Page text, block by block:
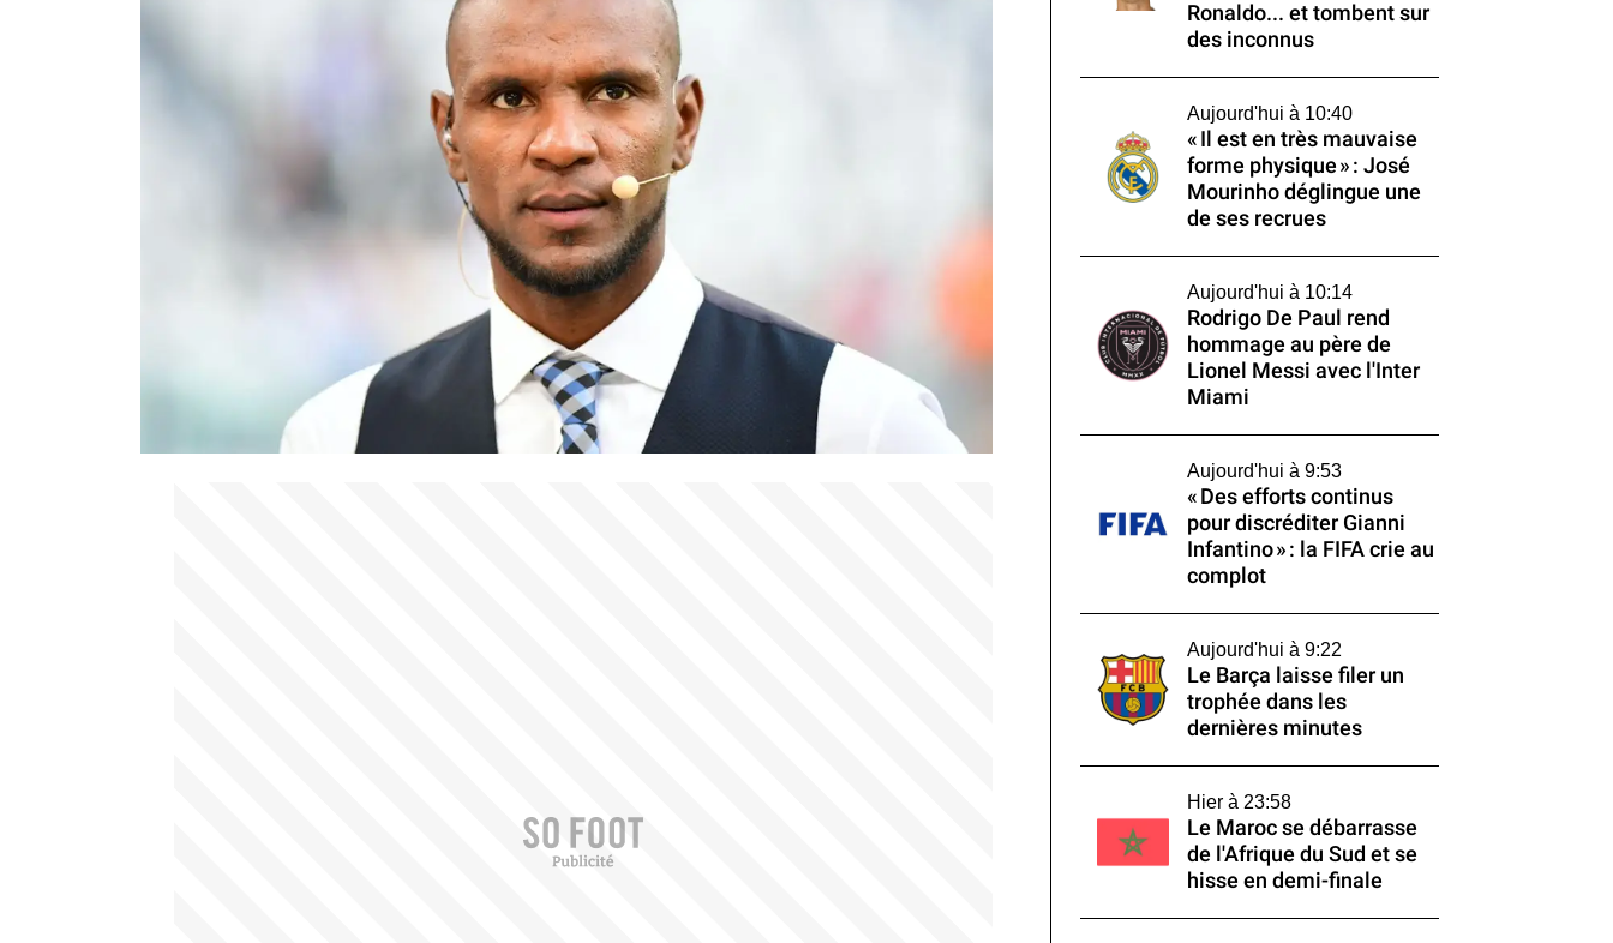
Ronaldo... et tombent sur
des inconnus
Aujourd'hui à 10:40
« Il est en très mauvaise
forme physique » : José
Mourinho déglingue une
de ses recrues
Aujourd'hui à 10:14
Rodrigo De Paul rend
hommage au père de
Lionel Messi avec l'Inter
Miami
Aujourd'hui à 9:53
« Des efforts continus
pour discréditer Gianni
Infantino » : la FIFA crie au
complot
Aujourd'hui à 9:22
Le Barça laisse filer un
trophée dans les
dernières minutes
Hier à 23:58
Le Maroc se débarrasse
de l'Afrique du Sud et se
hisse en demi-finale